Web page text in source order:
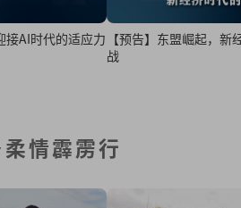
接AI时代的适应力 【预告】东盟崛起，
战
情霹雳行